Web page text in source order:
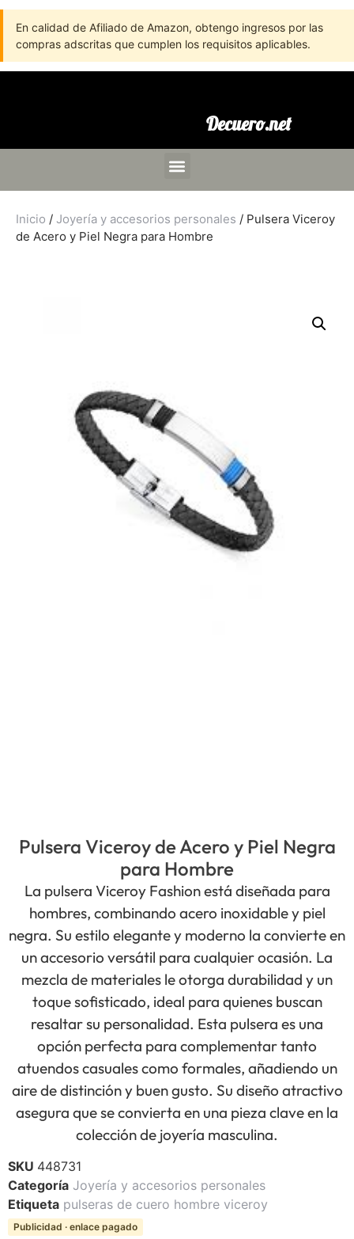
En calidad de Afiliado de Amazon, obtengo ingresos por las
compras adscritas que cumplen los requisitos aplicables.
Decuero.net
Inicio / Joyería y accesorios personales / Pulsera Viceroy
de Acero y Piel Negra para Hombre
Pulsera Viceroy de Acero y Piel Negra
para Hombre
La pulsera Viceroy Fashion está diseñada para
hombres, combinando acero inoxidable y piel
negra. Su estilo elegante y moderno la convierte en
un accesorio versátil para cualquier ocasión. La
mezcla de materiales le otorga durabilidad y un
toque sofisticado, ideal para quienes buscan
resaltar su personalidad. Esta pulsera es una
opción perfecta para complementar tanto
atuendos casuales como formales, añadiendo un
aire de distinción y buen gusto. Su diseño atractivo
asegura que se convierta en una pieza clave en la
colección de joyería masculina.
SKU 448731
Categoría Joyería y accesorios personales
Etiqueta pulseras de cuero hombre viceroy
Publicidad · enlace pagado